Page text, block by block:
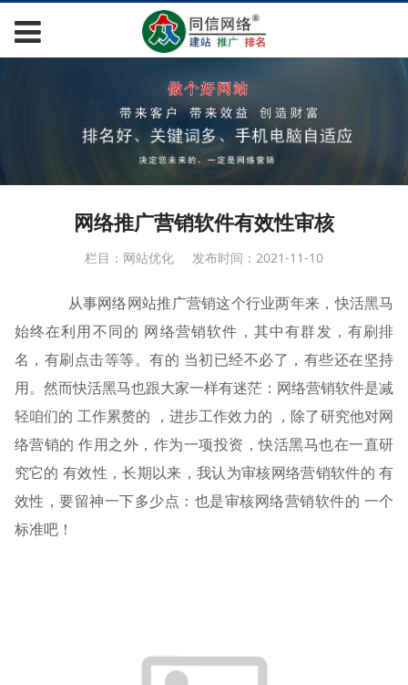
网络推广营销软件有效性审核
栏目：网站优化 发布时间：2021-11-10
从事网络网站推广营销这个行业两年来，快活黑马
始终在利用不同的 网络营销软件，其中有群发，有刷排
名，有刷点击等等。有的 当初已经不必了，有些还在坚持
用。然而快活黑马也跟大家一样有迷茫：网络营销软件是减
轻咱们的 工作累赘的 ，进步工作效力的 ，除了研究他对网
络营销的 作用之外，作为一项投资，快活黑马也在一直研
究它的 有效性，长期以来，我认为审核网络营销软件的 有
效性，要留神一下多少点：也是审核网络营销软件的 一个
标准吧！